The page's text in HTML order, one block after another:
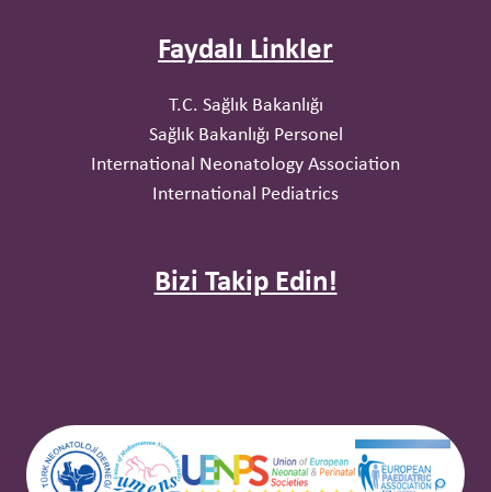
Faydalı Linkler
T.C. Sağlık Bakanlığı
Sağlık Bakanlığı Personel
International Neonatology Association
International Pediatrics
Bizi Takip Edin!